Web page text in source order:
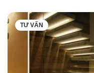
TƯ VẤN